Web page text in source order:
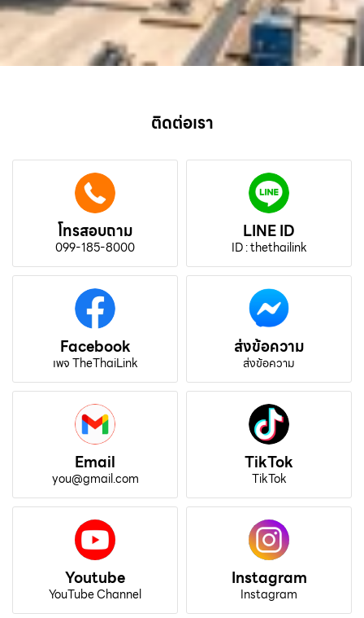
ติดต่อเรา
โทรสอบถาม
099-185-8000
LINE ID
ID : thethailink
Facebook
เพจ TheThaiLink
ส่งข้อความ
ส่งข้อความ
Email
you@gmail.com
TikTok
TikTok
Youtube
YouTube Channel
Instagram
Instagram